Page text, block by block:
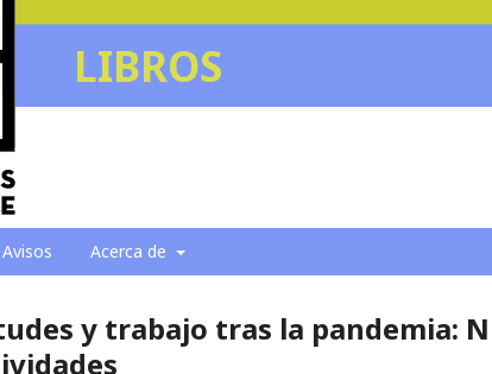
LIBROS
Avisos Acerca de
y trabajo tras la pandemia: